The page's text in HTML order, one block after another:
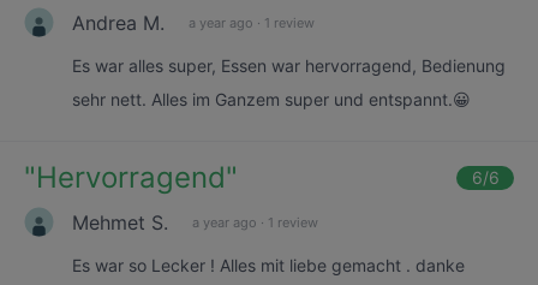
Andrea M. a year ago · 1 review
Es war alles super, Essen war hervorragend, Bedienung
sehr nett. Alles im Ganzem super und entspannt.😀
"Hervorragend" 6/6
Mehmet S. a year ago · 1 review
Es war so Lecker ! Alles mit liebe gemacht . danke